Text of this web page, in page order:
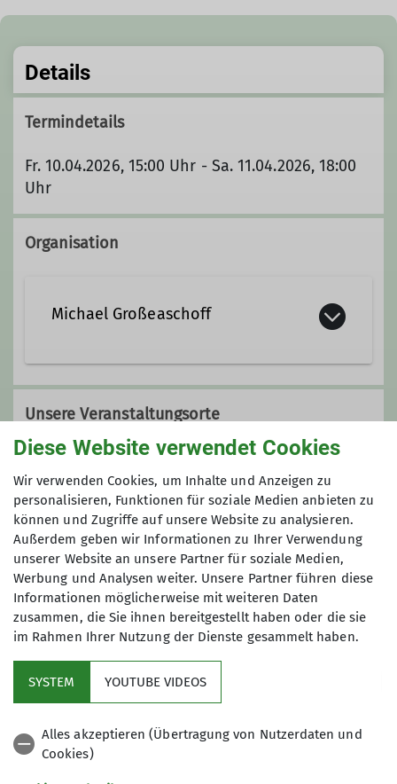
Details
Termindetails
Fr. 10.04.2026, 15:00 Uhr - Sa. 11.04.2026, 18:00
Uhr
Organisation
Michael Großeaschoff
0151/50707468
eggenfelden.de
Qualifikationen
Trainer*in C Alpinklettern
Ämter
Unsere Veranstaltungsorte
Kletterturm
Maximale Teilnehmeranzahl
10
Sektion
Diese Website verwendet Cookies
Wir verwenden Cookies, um Inhalte und Anzeigen zu
personalisieren, Funktionen für soziale Medien anbieten zu
können und Zugriffe auf unsere Website zu analysieren.
Außerdem geben wir Informationen zu Ihrer Verwendung
unserer Website an unsere Partner für soziale Medien,
Werbung und Analysen weiter. Unsere Partner führen diese
Informationen möglicherweise mit weiteren Daten
zusammen, die Sie ihnen bereitgestellt haben oder die sie
im Rahmen Ihrer Nutzung der Dienste gesammelt haben.
SYSTEM YOUTUBE VIDEOS
Alles akzeptieren (Übertragung von Nutzerdaten und
Cookies)